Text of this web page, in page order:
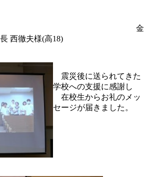
西徹夫様(高18)
震災後に送られてきた
学校への支援に感謝し
在校生からお礼のメッ
セージが届きました。